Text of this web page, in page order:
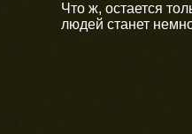
Что ж, остается
людей станет